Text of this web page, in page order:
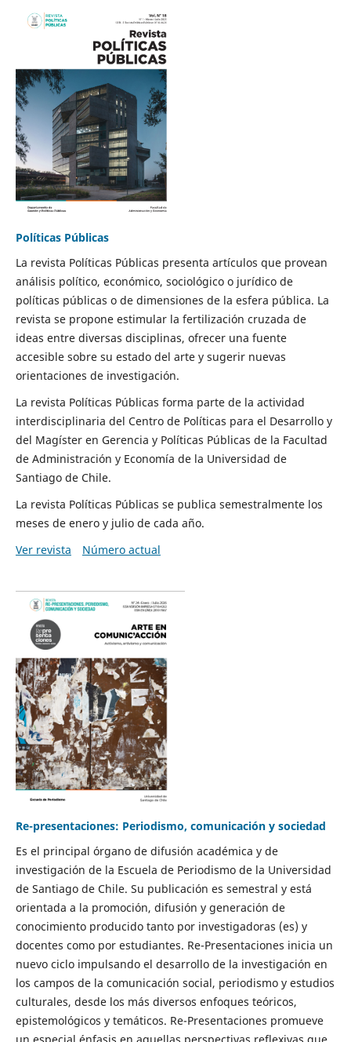
Políticas Públicas
La revista Políticas Públicas presenta artículos que provean
análisis político, económico, sociológico o jurídico de
políticas públicas o de dimensiones de la esfera pública. La
revista se propone estimular la fertilización cruzada de
ideas entre diversas disciplinas, ofrecer una fuente
accesible sobre su estado del arte y sugerir nuevas
orientaciones de investigación.
La revista Políticas Públicas forma parte de la actividad
interdisciplinaria del Centro de Políticas para el Desarrollo y
del Magíster en Gerencia y Políticas Públicas de la Facultad
de Administración y Economía de la Universidad de
Santiago de Chile.
La revista Políticas Públicas se publica semestralmente los
meses de enero y julio de cada año.
Ver revista
Número actual
Re-presentaciones: Periodismo, comunicación y sociedad
Es el principal órgano de difusión académica y de
investigación de la Escuela de Periodismo de la Universidad
de Santiago de Chile. Su publicación es semestral y está
orientada a la promoción, difusión y generación de
conocimiento producido tanto por investigadoras (es) y
docentes como por estudiantes. Re-Presentaciones inicia un
nuevo ciclo impulsando el desarrollo de la investigación en
los campos de la comunicación social, periodismo y estudios
culturales, desde los más diversos enfoques teóricos,
epistemológicos y temáticos. Re-Presentaciones promueve
un especial énfasis en aquellas perspectivas reflexivas que